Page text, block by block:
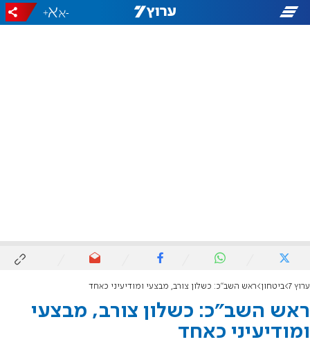
-
+
ערוץ 7 ביטחון ראש השב"כ: כשלון צורב, מבצעי ומודיעיני כאחד
ראש השב"כ: כשלון צורב, מבצעי
ומודיעיני כאחד